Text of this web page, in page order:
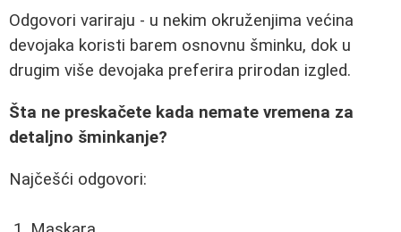
Odgovori variraju - u nekim okruženjima većina
devojaka koristi barem osnovnu šminku, dok u
drugim više devojaka preferira prirodan izgled.
Šta ne preskačete kada nemate vremena za
detaljno šminkanje?
Najčešći odgovori: